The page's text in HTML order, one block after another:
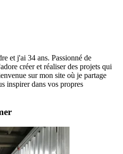
et j'ai 34 ans. Passionné de
créer et réaliser des projets qui
sur mon site où je partage
inspirer dans vos propres